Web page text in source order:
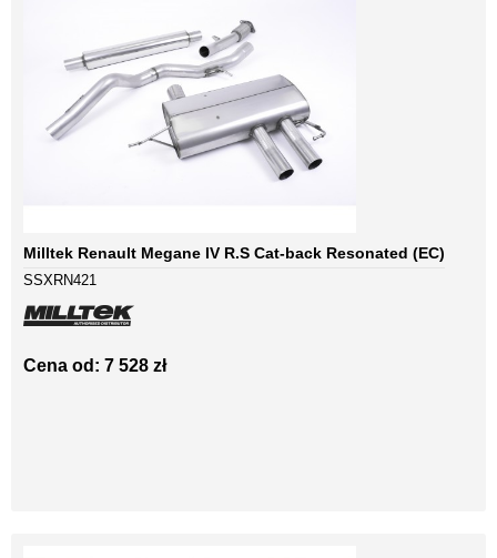
Milltek Renault Megane IV R.S Cat-back Resonated (EC)
SSXRN421
Cena od: 7 528 zł